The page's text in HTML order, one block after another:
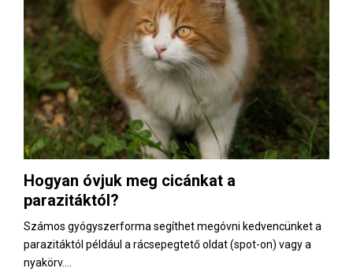
Hogyan óvjuk meg cicánkat a
parazitáktól?
Számos gyógyszerforma segíthet megóvni kedvencünket a
parazitáktól például a rácsepegtető oldat (spot-on) vagy a
nyakörv....